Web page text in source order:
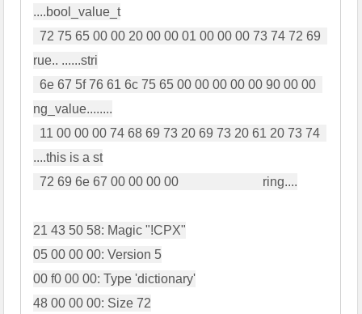
....bool_value_t
  72 75 65 00 00 20 00 00 01 00 00 00 73 74 72 69
rue.. ......stri
  6e 67 5f 76 61 6c 75 65 00 00 00 00 00 90 00 00
ng_value........
....this is a st
  72 69 6e 67 00 00 00 00                          ring....
21 43 50 58: Magic "!CPX"
05 00 00 00: Version 5
00 f0 00 00: Type 'dictionary'
48 00 00 00: Size 72